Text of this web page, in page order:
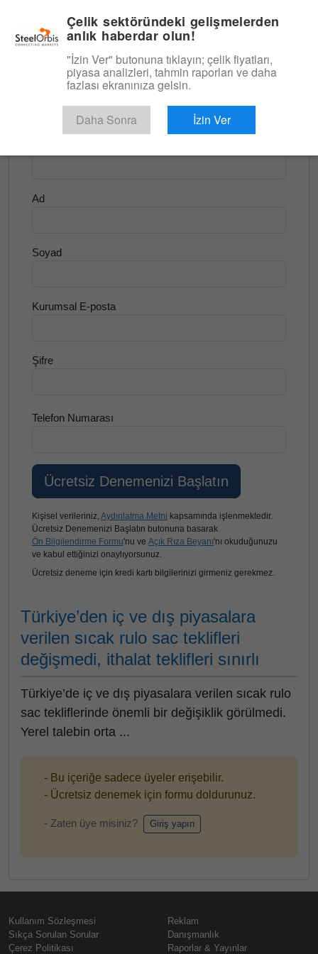
Yassı Ürünler ve Slab
Ücretsiz Deneyin
Ad
Soyad
Kurumsal E-posta
Şifre
Telefon Numarası
Kişisel verileriniz, Aydınlatma Metni kapsamında işlenmektedir.
Ücretsiz Denemenizi Başlatın butonuna basarak
Ön Bilgilendirme Formu'nu ve Açık Rıza Beyanı'nı okuduğunuzu
ve kabul ettiğinizi onaylıyorsunuz.
Ücretsiz deneme için kredi kartı bilgilerinizi girmeniz gerekmez.
Türkiye’den iç ve dış piyasalara
verilen sıcak rulo sac teklifleri
değişmedi, ithalat teklifleri sınırlı
Türkiye’de iç ve dış piyasalara verilen sıcak rulo
sac tekliflerinde önemli bir değişiklik görülmedi.
Yerel talebin orta ...
- Bu içeriğe sadece üyeler erişebilir.
- Ücretsiz denemek için formu doldurunuz.
- Zaten üye misiniz? Giriş yapın
Kullanım Sözleşmesi
Sıkça Sorulan Sorular
Çerez Politikası
Reklam
Danışmanlık
Raporlar & Yayınlar
Çelik sektöründeki gelişmelerden
anlık haberdar olun!
"İzin Ver" butonuna tıklayın; çelik fiyatları,
piyasa analizleri, tahmin raporları ve daha
fazlası ekranınıza gelsin.
Daha Sonra İzin Ver